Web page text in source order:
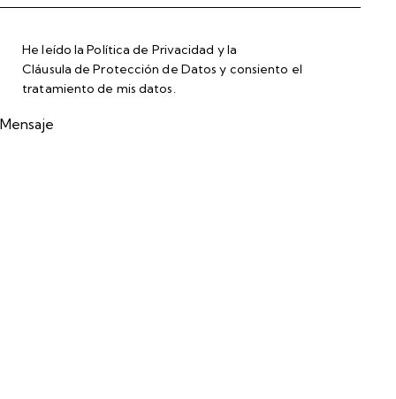
He leído laPolítica de Privacidad y la
Cláusula de Protección de Datos y consiento el
tratamiento de mis datos.
Mensaje